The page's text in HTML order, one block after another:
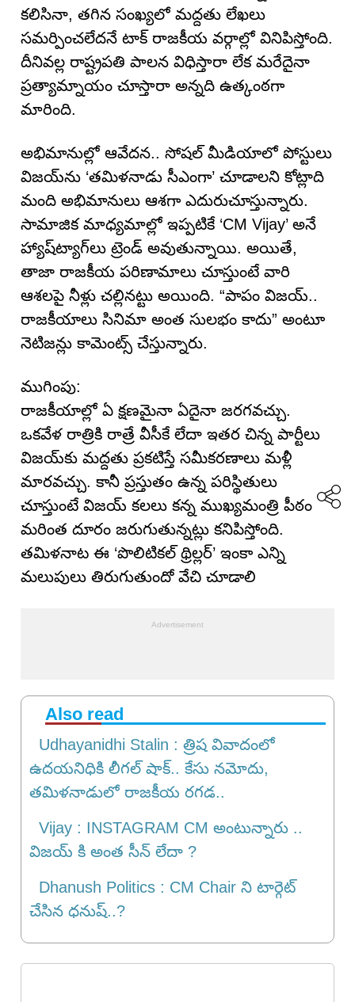
కలిసినా, తగిన సంఖ్యలో మద్దతు లేఖలు
సమర్పించలేదనే టాక్ రాజకీయ వర్గాల్లో వినిపిస్తోంది.
దీనివల్ల రాష్ట్రపతి పాలన విధిస్తారా లేక మరేదైనా
ప్రత్యామ్నాయం చూస్తారా అన్నది ఉత్కంఠగా
మారింది.
అభిమానుల్లో ఆవేదన.. సోషల్ మీడియాలో పోస్టులు
విజయ్‌ను ‘తమిళనాడు సీఎంగా’ చూడాలని కోట్లాది
మంది అభిమానులు ఆశగా ఎదురుచూస్తున్నారు.
సామాజిక మాధ్యమాల్లో ఇప్పటికే ‘CM Vijay’ అనే
హ్యాష్‌ట్యాగ్‌లు ట్రెండ్ అవుతున్నాయి. అయితే,
తాజా రాజకీయ పరిణామాలు చూస్తుంటే వారి
ఆశలపై నీళ్లు చల్లినట్టు అయింది. “పాపం విజయ్..
రాజకీయాలు సినిమా అంత సులభం కాదు” అంటూ
నెటిజన్లు కామెంట్స్ చేస్తున్నారు.
ముగింపు:
రాజకీయాల్లో ఏ క్షణమైనా ఏదైనా జరగవచ్చు.
ఒకవేళ రాత్రికి రాత్రే వీసీకే లేదా ఇతర చిన్న పార్టీలు
విజయ్‌కు మద్దతు ప్రకటిస్తే సమీకరణాలు మళ్లీ
మారవచ్చు. కానీ ప్రస్తుతం ఉన్న పరిస్థితులు
చూస్తుంటే విజయ్ కలలు కన్న ముఖ్యమంత్రి పీఠం
మరింత దూరం జరుగుతున్నట్లు కనిపిస్తోంది.
తమిళనాట ఈ ‘పొలిటికల్ థ్రిల్లర్’ ఇంకా ఎన్ని
మలుపులు తిరుగుతుందో వేచి చూడాలి
Also read
Udhayanidhi Stalin : త్రిష వివాదంలో
ఉదయనిధికి లీగల్ షాక్.. కేసు నమోదు,
తమిళనాడులో రాజకీయ రగడ..
Vijay : INSTAGRAM CM అంటున్నారు ..
విజయ్ కి అంత సీన్ లేదా ?
Dhanush Politics : CM Chair ని టార్గెట్
చేసిన ధనుష్..?